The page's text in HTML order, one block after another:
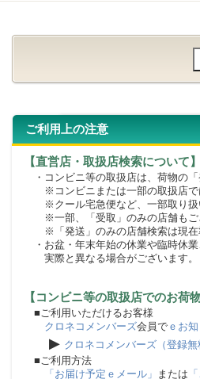
ご利用上の注意
【直営店・取扱店検索について】
・コンビニ等の取扱店は、荷物の「
※コンビニまたは一部の取扱店で
※クール宅急便など、一部取り扱
※一部、「受取」のみの店舗もご
※「発送」のみの店舗検索は現在
・お盆・年末年始の休業や臨時休
実際と異なる場合がございます。
【コンビニ等の取扱店でのお
■ご利用いただけるお客様
クロネコメンバーズ会員で ｅお
▶ クロネコメンバーズ（登録無
■ご利用方法
「お届け予定ｅメール」 または